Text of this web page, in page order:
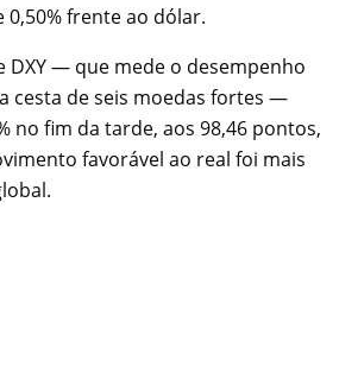
0,50% frente ao dólar.
DXY — que mede o desempenho
cesta de seis moedas fortes —
no fim da tarde, aos 98,46 pontos,
favorável ao real foi mais